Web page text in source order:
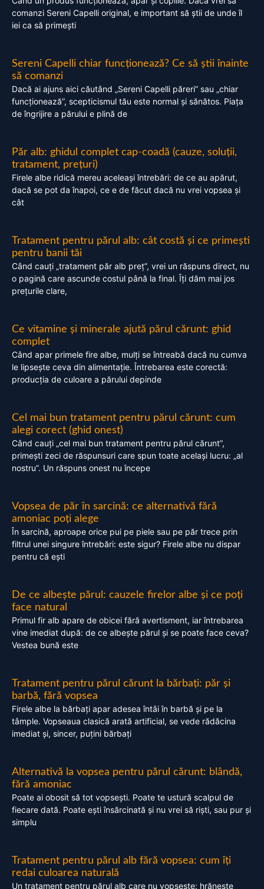
comanzi Sereni Capelli original, e important să știi de unde îl
iei ca să primești
Sereni Capelli chiar funcționează? Ce să știi înainte
să comanzi
Dacă ai ajuns aici căutând „Sereni Capelli păreri” sau „chiar
funcționează”, scepticismul tău este normal și sănătos. Piața
de îngrijire a părului e plină de
Păr alb: ghidul complet cap-coadă (cauze, soluții,
tratament, prețuri)
Firele albe ridică mereu aceleași întrebări: de ce au apărut,
dacă se pot da înapoi, ce e de făcut dacă nu vrei vopsea și
cât
Tratament pentru părul alb: cât costă și ce primești
pentru banii tăi
Când cauți „tratament păr alb preț”, vrei un răspuns direct, nu
o pagină care ascunde costul până la final. Îți dăm mai jos
prețurile clare,
Ce vitamine și minerale ajută părul cărunt: ghid
complet
Când apar primele fire albe, mulți se întreabă dacă nu cumva
le lipsește ceva din alimentație. Întrebarea este corectă:
producția de culoare a părului depinde
Cel mai bun tratament pentru părul cărunt: cum
alegi corect (ghid onest)
Când cauți „cel mai bun tratament pentru părul cărunt”,
primești zeci de răspunsuri care spun toate același lucru: „al
nostru”. Un răspuns onest nu începe
Vopsea de păr în sarcină: ce alternativă fără
amoniac poți alege
În sarcină, aproape orice pui pe piele sau pe păr trece prin
filtrul unei singure întrebări: este sigur? Firele albe nu dispar
pentru că ești
De ce albește părul: cauzele firelor albe și ce poți
face natural
Primul fir alb apare de obicei fără avertisment, iar întrebarea
vine imediat după: de ce albește părul și se poate face ceva?
Vestea bună este
Tratament pentru părul cărunt la bărbați: păr și
barbă, fără vopsea
Firele albe la bărbați apar adesea întâi în barbă și pe la
tâmple. Vopseaua clasică arată artificial, se vede rădăcina
imediat și, sincer, puțini bărbați
Alternativă la vopsea pentru părul cărunt: blândă,
fără amoniac
Poate ai obosit să tot vopsești. Poate te ustură scalpul de
fiecare dată. Poate ești însărcinată și nu vrei să riști, sau pur și
simplu
Tratament pentru părul alb fără vopsea: cum îți
redai culoarea naturală
Un tratament pentru părul alb care nu vopsește: hrănește